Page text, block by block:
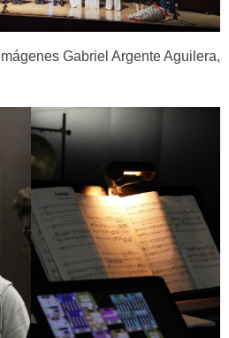
Gabriel Argente Aguilera,